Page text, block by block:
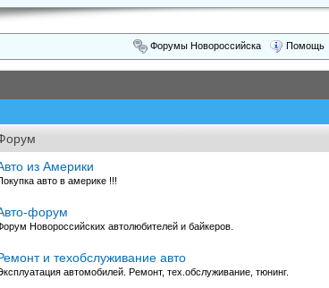
Форумы Новороссийска Помощь
из Америки
авто в америке !!!
форум
Новороссийских автолюбителей и байкеров.
и техобслуживание авто
автомобилей. Ремонт, тех.обслуживание, тюнинг.